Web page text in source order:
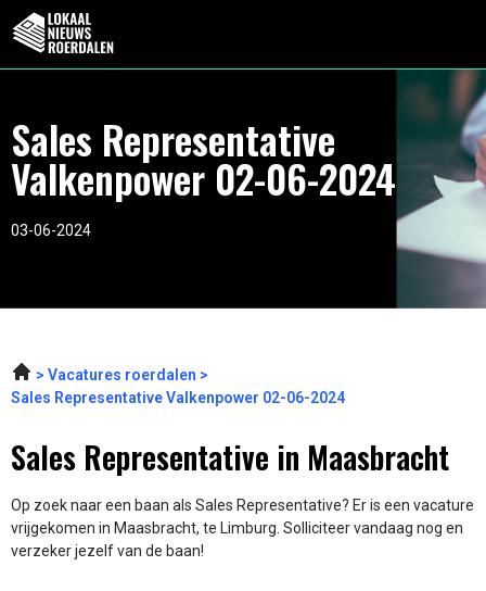
Sales Representative
Valkenpower 02-06-2024
03-06-2024
Vacatures roerdalen
Sales Representative Valkenpower 02-06-2024
Sales Representative in Maasbracht
Op zoek naar een baan als Sales Representative? Er is een vacature
vrijgekomen in Maasbracht, te Limburg. Solliciteer vandaag nog en
verzeker jezelf van de baan!